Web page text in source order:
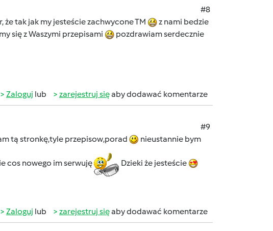
#8
że tak jak my jesteście zachwycone TM
z nami bedzie
się z Waszymi przepisami
pozdrawiam serdecznie
Zaloguj lub zarejestruj sięaby dodawać komentarze
#9
tą stronkę,tyle przepisow,porad
nieustannie bym
cos nowego im serwuję Dzieki że jesteście
Zaloguj lub zarejestruj sięaby dodawać komentarze